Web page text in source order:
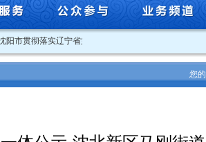
阳市贯彻落实辽宁省第一生态环境保护督察组督察反馈
您